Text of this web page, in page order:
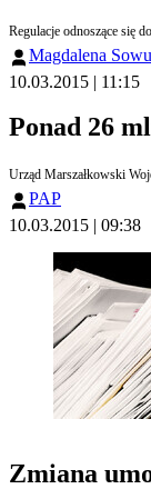
Magdalena
10.03.2015 | 11:15
Ponad 26
Urząd Marszałkowski
PAP
10.03.2015 | 09:38
Zmiana